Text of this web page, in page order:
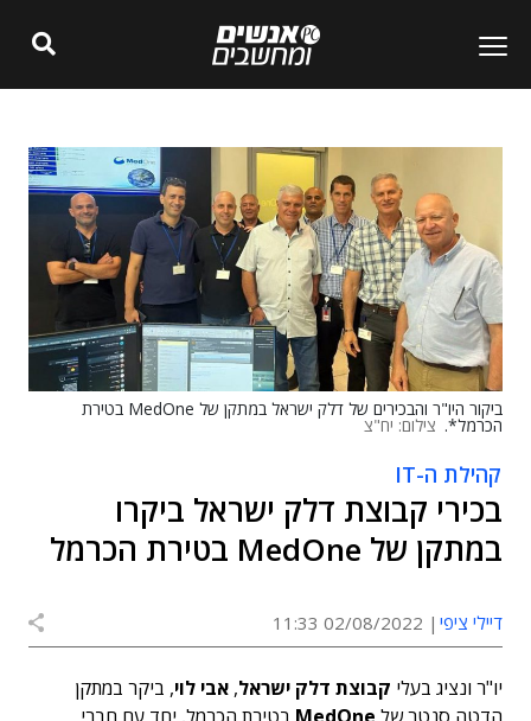
ביקור היו"ר והבכירים של דלק ישראל במתקן של MedOne בטירת
הכרמל*. צילום: יח"צ
קהילת ה-IT
בכירי קבוצת דלק ישראל ביקרו
במתקן של MedOne בטירת הכרמל
דיילי ציפי 02/08/2022 11:33
יו"ר ונציג בעלי קבוצת דלק ישראל, אבי לוי, ביקר במתקן